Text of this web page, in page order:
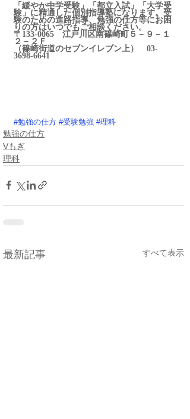
「緩やか中学受験」「都立入試」「大学受
験」に精通した個別指導塾になります。受
験のための進路指導、勉強の仕方等にお困
りの方はいつでもご相談ください。
〒133-0065　江戸川区南篠崎町５－９－１
２－２Ｆ
（篠崎街道のセブンイレブン上）　03-
3698-6641
#勉強の仕方 #受験勉強 #理科
勉強の仕方
Vもぎ
理科
最新記事 すべて表示